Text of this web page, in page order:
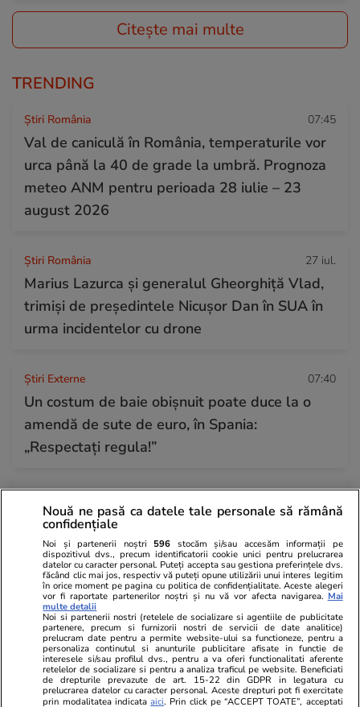
Citește mai multe
TRENDING
Știri România 07:45
Val de caniculă în România, temperaturile vor
urca până la 40 de grade la umbră. Prognoza
meteo ANM pentru perioada 28 iulie – 23
august 2026
Știri România 27 iul.
Marius Lazurca și generalul Gheorghiță Vlad,
trimiși de președintele Nicușor Dan în SUA în
urma incidentelor cu drone
Știri Externe 07:40
Un costum de baie obișnuit poate duce la o
amendă de sute de euro, în Spania:
„Respectați regula!”
Luna plină din 29 iulie deschide un nou capitol.
Este momentul astral care îți poate schimba
direcția vieții
Nouă ne pasă ca datele tale personale să rămână
confidențiale
Noi și partenerii noștri 596 stocăm și/sau accesăm informații pe
dispozitivul dvs., precum identificatorii cookie unici pentru prelucrarea
datelor cu caracter personal. Puteți accepta sau gestiona preferințele dvs.
făcând clic mai jos, respectiv vă puteți opune utilizării unui interes legitim
în orice moment pe pagina cu politica de confidențialitate. Aceste alegeri
vor fi raportate partenerilor noștri și nu vă vor afecta navigarea. Mai
multe detalii
Noi si partenerii nostri (retelele de socializare si agentiile de publicitate
partenere, precum si furnizorii nostri de servicii de date analitice)
prelucram date pentru a permite website-ului sa functioneze, pentru a
personaliza continutul si anunturile publicitare afisate in functie de
interesele si/sau profilul dvs., pentru a va oferi functionalitati aferente
retelelor de socializare si pentru a analiza traficul pe website. Beneficiati
de drepturile prevazute de art. 15-22 din GDPR in legatura cu
prelucrarea datelor cu caracter personal. Aceste drepturi pot fi exercitate
prin modalitatea indicataaici. Prin click pe “ACCEPT TOATE”, acceptati